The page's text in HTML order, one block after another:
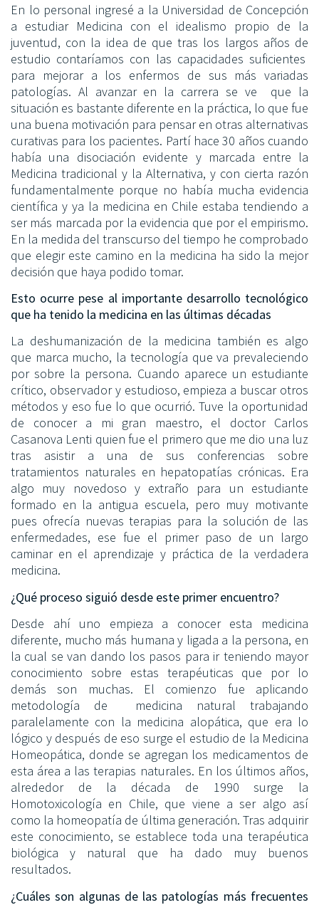
En lo personal ingresé a la Universidad de Concepción
a estudiar Medicina con el idealismo propio de la
juventud, con la idea de que tras los largos años de
estudio contaríamos con las capacidades suficientes
para mejorar a los enfermos de sus más variadas
patologías. Al avanzar en la carrera se ve que la
situación es bastante diferente en la práctica, lo que fue
una buena motivación para pensar en otras alternativas
curativas para los pacientes. Partí hace 30 años cuando
había una disociación evidente y marcada entre la
Medicina tradicional y la Alternativa, y con cierta razón
fundamentalmente porque no había mucha evidencia
científica y ya la medicina en Chile estaba tendiendo a
ser más marcada por la evidencia que por el empirismo.
En la medida del transcurso del tiempo he comprobado
que elegir este camino en la medicina ha sido la mejor
decisión que haya podido tomar.
Esto ocurre pese al importante desarrollo tecnológico
que ha tenido la medicina en las últimas décadas
La deshumanización de la medicina también es algo
que marca mucho, la tecnología que va prevaleciendo
por sobre la persona. Cuando aparece un estudiante
crítico, observador y estudioso, empieza a buscar otros
métodos y eso fue lo que ocurrió. Tuve la oportunidad
de conocer a mi gran maestro, el doctor Carlos
Casanova Lenti quien fue el primero que me dio una luz
tras asistir a una de sus conferencias sobre
tratamientos naturales en hepatopatías crónicas. Era
algo muy novedoso y extraño para un estudiante
formado en la antigua escuela, pero muy motivante
pues ofrecía nuevas terapias para la solución de las
enfermedades, ese fue el primer paso de un largo
caminar en el aprendizaje y práctica de la verdadera
medicina.
¿Qué proceso siguió desde este primer encuentro?
Desde ahí uno empieza a conocer esta medicina
diferente, mucho más humana y ligada a la persona, en
la cual se van dando los pasos para ir teniendo mayor
conocimiento sobre estas terapéuticas que por lo
demás son muchas. El comienzo fue aplicando
metodología de medicina natural trabajando
paralelamente con la medicina alopática, que era lo
lógico y después de eso surge el estudio de la Medicina
Homeopática, donde se agregan los medicamentos de
esta área a las terapias naturales. En los últimos años,
alrededor de la década de 1990 surge la
Homotoxicología en Chile, que viene a ser algo así
como la homeopatía de última generación. Tras adquirir
este conocimiento, se establece toda una terapéutica
biológica y natural que ha dado muy buenos
resultados.
¿Cuáles son algunas de las patologías más frecuentes